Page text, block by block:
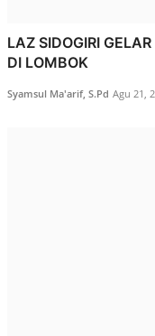
LAZ SIDOGIRI
DI LOMBOK
Syamsul Ma'arif, S.Pd Agu 21,